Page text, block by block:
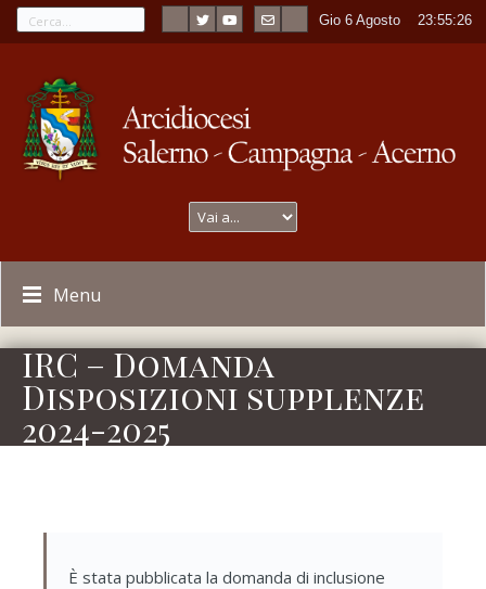
Gio 6 Agosto ----23:55:27
Menu
IRC – Domanda
Disposizioni supplenze
2024-2025
È stata pubblicata la domanda di inclusione